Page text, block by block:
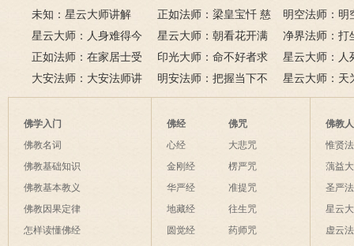
六根清净方为
来是向前。
悲咒功德大吗
看风水与算命
运？
未知：星云大师讲解
正如法师：梁皇宝忏 慈
悲道场
明空法师：明
《心经》中的
星云大师：人身难得今
已得，佛法难闻今已闻；
此身不向今生度，更向何
生度此身？
星云大师：朝看花开满
树红，暮看花落树还空；
若将花比人间事，花与人
间事一同。
净界法师：打
该怎么念佛？
正如法师：在家居士受
五戒可以搭缦衣吗？
印光大师：命不好者求
美好姻缘，有个简单方
法
星云大师：人
是怎样的？
大安法师：大安法师讲
解
明安法师：把握当下不
后悔
星云大师：天
为毡，日月星
夜间不敢长伸
破海底天。
佛学入门
佛教名词
佛教基础知识
佛教基本教义
佛教因果定律
怎样读懂佛经
佛经
心经
金刚经
华严经
地藏经
圆觉经
佛咒
大悲咒
楞严咒
准提咒
往生咒
药师咒
佛教
惟贤
蕅益
圣严
星云
虚云